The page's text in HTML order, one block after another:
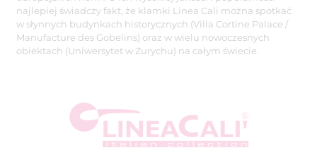
najlepiej świadczy fakt, że klamki Linea Cali można spotkać
w słynnych budynkach historycznych (Villa Cortine Palace /
Manufacture des Gobelins) oraz w wielu nowoczesnych
obiektach (Uniwersytet w Zurychu) na całym świecie.